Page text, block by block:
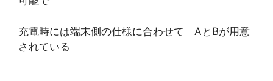
充電時には端末側の仕様に合わせて AとBが用意
されている